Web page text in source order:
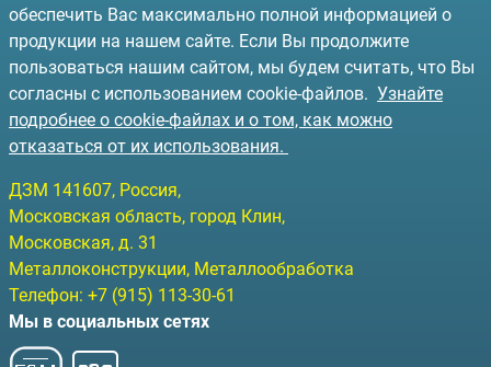
обеспечить Вас максимально полной информацией о
продукции на нашем сайте. Если Вы продолжите
пользоваться нашим сайтом, мы будем считать, что Вы
согласны с использованием cookie-файлов. Узнайте
подробнее о cookie-файлах и о том, как можно
отказаться от их использования.
ДЗМ 141607, Россия,
Московская область, город Клин,
Московская, д. 31
Металлоконструкции, Металлообработка
Телефон: +7 (915) 113-30-61
Мы в социальных сетях